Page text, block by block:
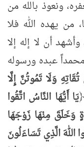
ونعوذ بالله من
من يهده الله فلا
أن لا إله إلا
عبده ورسوله
وَلَا تَمُوتُنَّ إِلَّا
يَا أَيُّهَا النَّاسُ اتَّقُوا
مِنْهَا زَوْجَهَا
اللهَ الَّذِي تَسَاءَلُونَ